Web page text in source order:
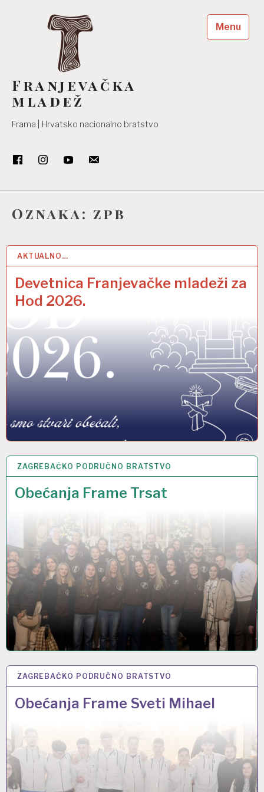
Franjevačka
mladež
Frama | Hrvatsko nacionalno bratstvo
Menu
Oznaka: zpb
AKTUALNO…
Devetnica Franjevačke mladeži za
Hod 2026.
16 SRP 2026
ZAGREBAČKO PODRUČNO BRATSTVO
Obećanja Frame Trsat
12 PRO 2025
ZAGREBAČKO PODRUČNO BRATSTVO
Obećanja Frame Sveti Mihael
12 PRO 2025